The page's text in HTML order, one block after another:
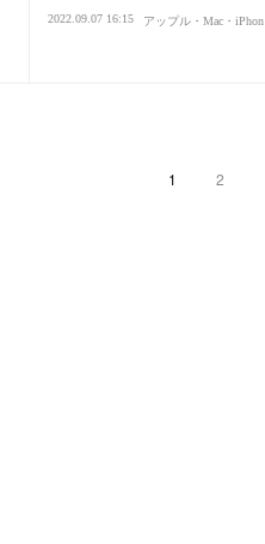
買い物・デパート ファッション・スタイル・流行
2022.09.07 16:15
1 2